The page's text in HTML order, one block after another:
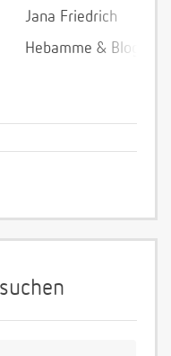
Jana Friedrich
Hebamme &